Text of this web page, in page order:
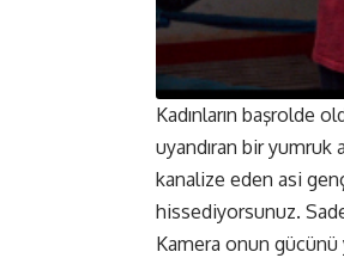
Kadınların başrolde
uyandıran bir
kanalize eden asi
hissediyorsunuz.
Kamera onun gücünü